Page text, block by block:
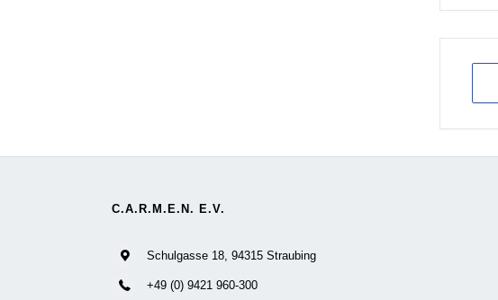
C.A.R.M.E.N. E.V.
Schulgasse 18, 94315 Straubing
+49 (0) 9421 960-300